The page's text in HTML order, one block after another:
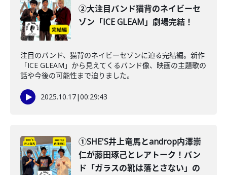
②大注目バンド猫背のネイビーセ
ゾン「ICE GLEAM」劇場完結！
注目のバンド、猫背のネイビーセゾンに迫る完結編。新作
「ICE GLEAM」から見えてくるバンド像、映画の主題歌の
話や今後の可能性まで迫りました。
2025.10.17|00:29:43
①SHE'S井上竜馬とandrop内澤崇
仁が藤田琢己とレアトーク！バン
ド「ガラスの靴は落とさない」の